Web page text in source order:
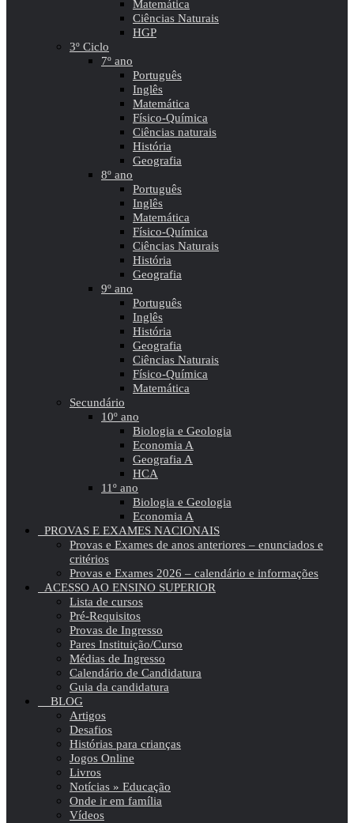
Matemática
Ciências Naturais
HGP
3º Ciclo
7º ano
Português
Inglês
Matemática
Físico-Química
Ciências naturais
História
Geografia
8º ano
Português
Inglês
Matemática
Físico-Química
Ciências Naturais
História
Geografia
9º ano
Português
Inglês
História
Geografia
Ciências Naturais
Físico-Química
Matemática
Secundário
10º ano
Biologia e Geologia
Economia A
Geografia A
HCA
11º ano
Biologia e Geologia
Economia A
PROVAS E EXAMES NACIONAIS
Provas e Exames de anos anteriores – enunciados e
critérios
Provas e Exames 2026 – calendário e informações
ACESSO AO ENSINO SUPERIOR
Lista de cursos
Pré-Requisitos
Provas de Ingresso
Pares Instituição/Curso
Médias de Ingresso
Calendário de Candidatura
Guia da candidatura
BLOG
Artigos
Desafios
Histórias para crianças
Jogos Online
Livros
Notícias » Educação
Onde ir em família
Vídeos